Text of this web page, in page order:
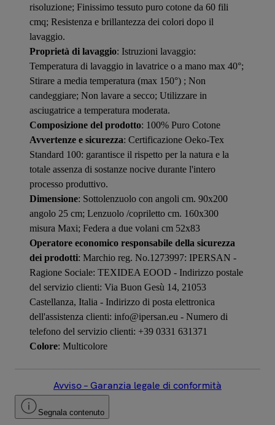
risoluzione; Finissimo tessuto puro cotone da 60 fili
cmq; Resistenza e brillantezza dei colori dopo il
lavaggio.
Proprietà di lavaggio: Istruzioni lavaggio:
Temperatura di lavaggio in lavatrice o a mano max 40°;
Stirare a media temperatura (max 150°) ; Non
candeggiare; Non lavare a secco; Utilizzare in
asciugatrice a temperatura moderata.
Composizione del prodotto: 100% Puro Cotone
Avvertenze e sicurezza: Certificazione Oeko-Tex
Standard 100: garantisce il rispetto per la natura e la
totale assenza di sostanze nocive durante l'intero
processo produttivo.
Dimensione: Sottolenzuolo con angoli cm. 90x200
angolo 25 cm; Lenzuolo /copriletto cm. 160x300
misura Maxi; Federa a due volani cm 52x83
Operatore economico responsabile della sicurezza
dei prodotti: Marchio reg. No.1273997: IPERSAN -
Ragione Sociale: TEXIDEA EOOD - Indirizzo postale
del servizio clienti: Via Buon Gesù 14, 21053
Castellanza, Italia - Indirizzo di posta elettronica
dell'assistenza clienti: info@ipersan.eu - Numero di
telefono del servizio clienti: +39 0331 631371
Colore: Multicolore
Avviso – Garanzia legale di conformità
Segnala contenuto